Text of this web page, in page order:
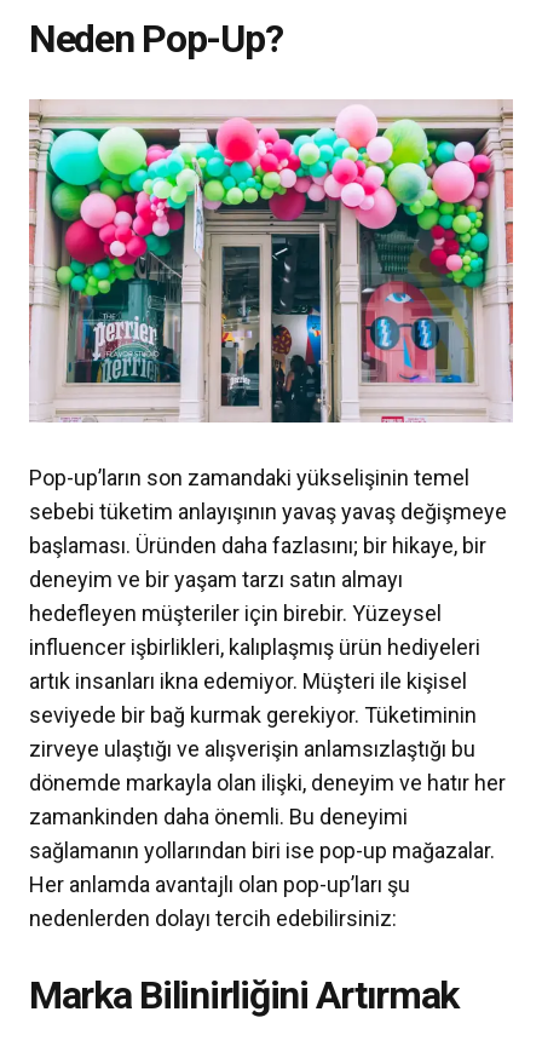
Neden Pop-Up?
Pop-up’ların son zamandaki yükselişinin temel
sebebi tüketim anlayışının yavaş yavaş değişmeye
başlaması. Üründen daha fazlasını; bir hikaye, bir
deneyim ve bir yaşam tarzı satın almayı
hedefleyen müşteriler için birebir. Yüzeysel
influencer işbirlikleri, kalıplaşmış ürün hediyeleri
artık insanları ikna edemiyor. Müşteri ile kişisel
seviyede bir bağ kurmak gerekiyor. Tüketiminin
zirveye ulaştığı ve alışverişin anlamsızlaştığı bu
dönemde markayla olan ilişki, deneyim ve hatır her
zamankinden daha önemli. Bu deneyimi
sağlamanın yollarından biri ise pop-up mağazalar.
Her anlamda avantajlı olan pop-up’ları şu
nedenlerden dolayı tercih edebilirsiniz:
Marka Bilinirliğini Artırmak